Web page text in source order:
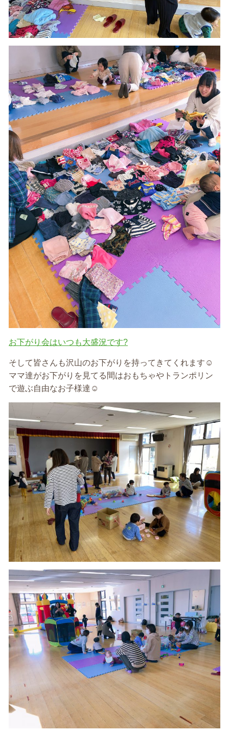
お下がり会はいつも大盛況です?
そして皆さんも沢山のお下がりを持ってきてくれます☺️
ママ達がお下がりを見てる間はおもちゃやトランポリン
で遊ぶ自由なお子様達☺️